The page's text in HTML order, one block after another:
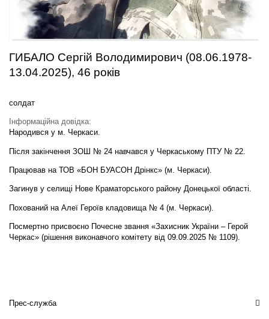
ГИБАЛО Сергій Володимирович (08.06.1978-
13.04.2025), 46 років
солдат
Інформаційна довідка:
Народився у м. Черкаси.
Після закінчення ЗОШ № 24 навчався у Черкаському ПТУ № 22.
Працював на ТОВ «БОН БУАСОН Дрінкс» (м. Черкаси).
Загинув у селищі Нове Краматорського району Донецької області.
Похований на Алеї Героїв кладовища № 4 (м. Черкаси).
Посмертно присвоєно Почесне звання «Захисник України – Герой
Черкас» (рішення виконавчого комітету від 09.09.2025 № 1109).
Прес-служба